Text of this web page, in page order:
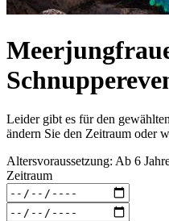
Leider gibt es für den
ändern Sie den Zeitraum oder
Altersvoraussetzung: Ab 6
Zeitraum